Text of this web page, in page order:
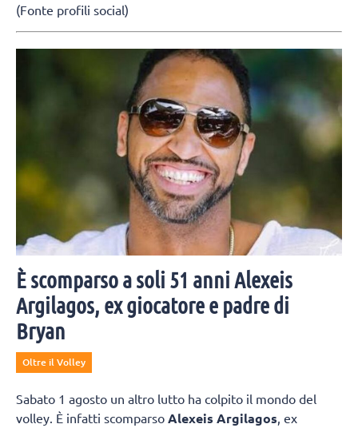
(Fonte profili social)
È scomparso a soli 51 anni Alexeis
Argilagos, ex giocatore e padre di
Bryan
Oltre il Volley
Sabato 1 agosto un altro lutto ha colpito il mondo del
volley. È infatti scomparso Alexeis Argilagos , ex